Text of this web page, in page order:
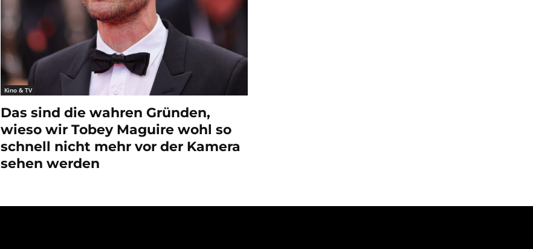
Kino & TV
Das sind die wahren Gründen,
wieso wir Tobey Maguire wohl so
schnell nicht mehr vor der Kamera
sehen werden